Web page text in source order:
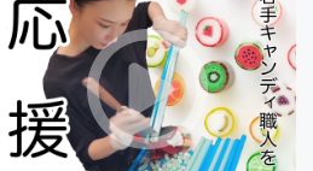
アート・写真
テクノロジー・ガジェット